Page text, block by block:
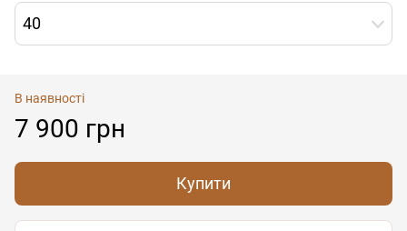
40
В наявності
7 900 грн
Купити